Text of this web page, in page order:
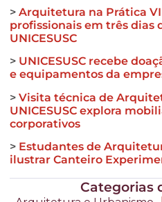
> Arquitetura na Prática
profissionais em três dias
UNICESUSC
> UNICESUSC recebe
e equipamentos da
> Visita técnica de
UNICESUSC explora
corporativos
> Estudantes de
ilustrar Canteiro
Categorias